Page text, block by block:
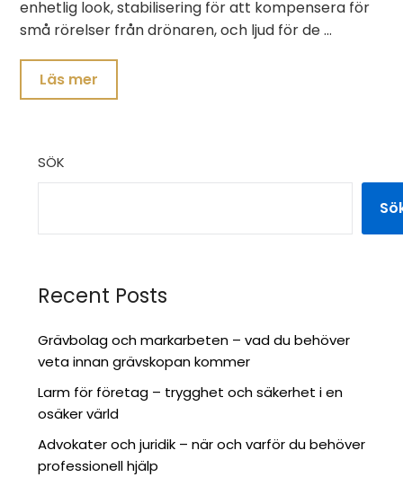
enhetlig look, stabilisering för att kompensera för
små rörelser från drönaren, och ljud för de …
Läs mer
SÖK
Recent Posts
Grävbolag och markarbeten – vad du behöver
veta innan grävskopan kommer
Larm för företag – trygghet och säkerhet i en
osäker värld
Advokater och juridik – när och varför du behöver
professionell hjälp